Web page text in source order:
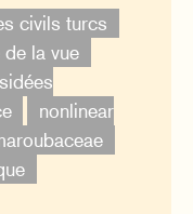
civils turcs
de la vue
nonlinear